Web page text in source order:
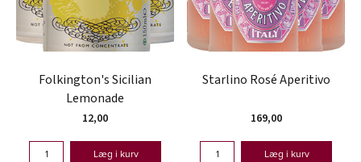
Folkington's Sicilian
Lemonade
12,00
Læg i kurv
Starlino Rosé Aperitivo
169,00
Læg i kurv